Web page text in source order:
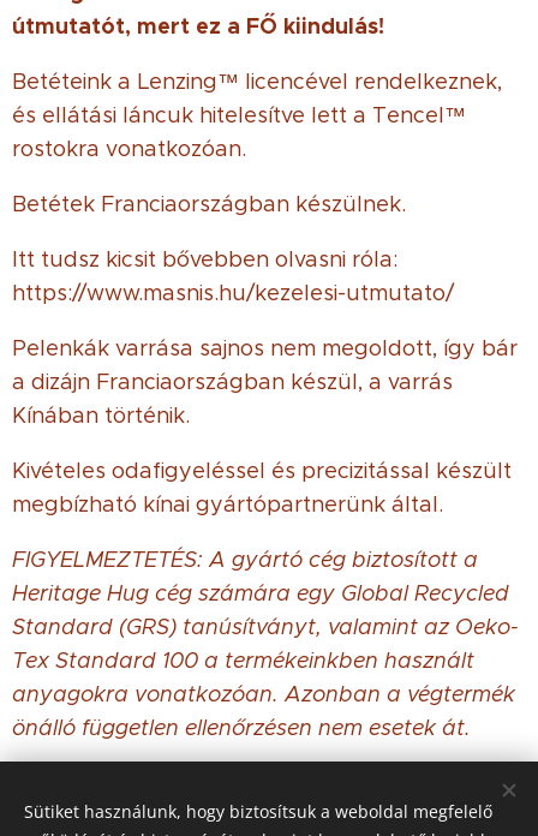
útmutatót, mert ez a FŐ kiindulás!
Betéteink a Lenzing™ licencével rendelkeznek,
és ellátási láncuk hitelesítve lett a Tencel™
rostokra vonatkozóan.
Betétek Franciaországban készülnek.
Itt tudsz kicsit bővebben olvasni róla:
https://www.masnis.hu/kezelesi-utmutato/
Pelenkák varrása sajnos nem megoldott, így bár
a dizájn Franciaországban készül, a varrás
Kínában történik.
Kivételes odafigyeléssel és precizitással készült
megbízható kínai gyártópartnerünk által.
FIGYELMEZTETÉS: A gyártó cég biztosított a
Heritage Hug cég számára egy Global Recycled
Standard (GRS) tanúsítványt, valamint az Oeko-
Tex Standard 100 a termékeinkben használt
anyagokra vonatkozóan. Azonban a végtermék
önálló független ellenőrzésen nem esetek át.
Sütiket használunk, hogy biztosítsuk a weboldal megfelelő